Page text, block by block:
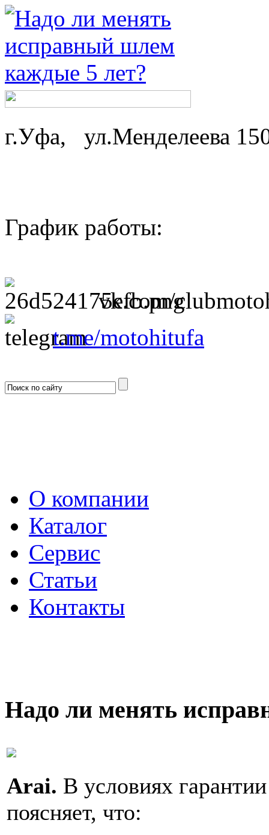
г.Уфа, ул.Менделеева
График работы:
vk.com/
t.me/motohitufa
О компании
Каталог
Сервис
Статьи
Контакты
Надо ли менять
Arai. В условиях
поясняет, что: